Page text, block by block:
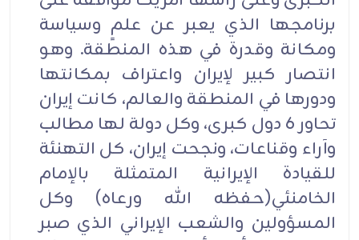
برنامجها الذي يعبر عن علمٍ وسياسة
ومكانة وقدرة في هذه المنطقة. وهو
انتصار كبير لإيران واعتراف بمكانتها
ودورها في المنطقة والعالم، كانت إيران
تحاور 6 دول كبرى، وكل دولة لها مطالب
وآراء وقناعات، ونجحت إيران، كل التهنئة
للقيادة الإيرانية المتمثلة بالإمام
الخامنئي(حفظه الله ورعاه) وكل
المسؤولين والشعب الإيراني الذي صبر